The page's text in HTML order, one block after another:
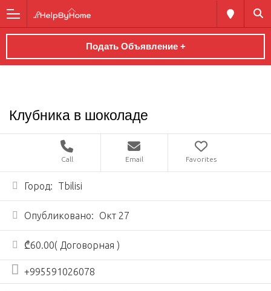
Подать Объявление +
Клубника в шоколаде
Call Email Favorites
Город: Tbilisi
Опубликовано: Окт 27
₾60.00( Договорная )
+995591026078